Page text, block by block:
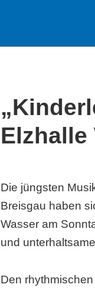
Elzhalle
Die jüngsten
Breisgau haben
Wasser am
und
Den